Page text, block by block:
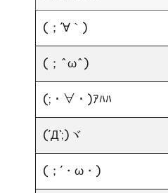
(；´∀｀)ゞ
(；^ω^)
(;・∀・)ｱﾊﾊ
(´Д`;)ヾ
(；´・ω・)ゞ